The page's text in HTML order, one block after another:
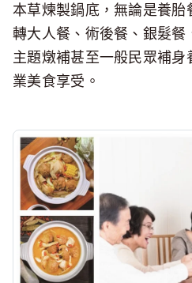
本草煉製鍋底，無論是養胎
轉大人餐、術後餐、銀髮
主題燉補甚至一般民眾補
業美食享受。